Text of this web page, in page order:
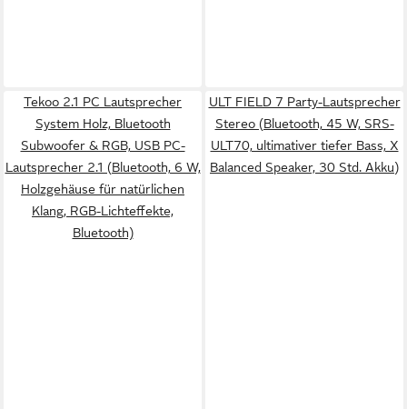
Tekoo 2.1 PC Lautsprecher
System Holz, Bluetooth
Subwoofer & RGB, USB PC-
Lautsprecher 2.1 (Bluetooth, 6 W,
Holzgehäuse für natürlichen
Klang, RGB-Lichteffekte,
Bluetooth)
ULT FIELD 7 Party-Lautsprecher
Stereo (Bluetooth, 45 W, SRS-
ULT70, ultimativer tiefer Bass, X
Balanced Speaker, 30 Std. Akku)